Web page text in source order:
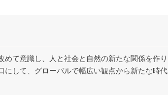
て意識し、人と社会と自然の新たな関係を作り
して、グローバルで幅広い観点から新たな時代